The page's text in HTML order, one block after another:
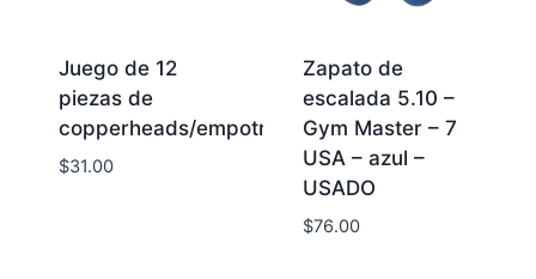
Juego de 12
piezas de
copperheads/empotradores
$31.00
Zapato de
escalada 5.10 –
Gym Master – 7
USA – azul –
USADO
$76.00